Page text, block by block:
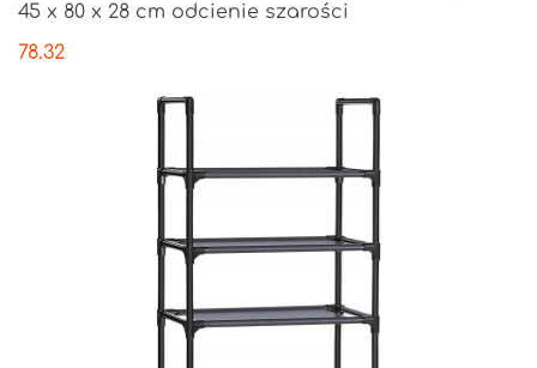
45 x 80 x 28 cm odcienie szarości
78.32